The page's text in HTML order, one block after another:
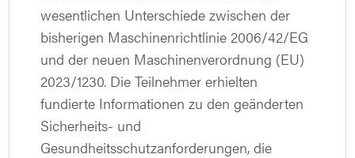
wesentlichen Unterschiede zwischen der
bisherigen Maschinenrichtlinie 2006/42/EG
und der neuen Maschinenverordnung (EU)
2023/1230. Die Teilnehmer erhielten
fundierte Informationen zu den geänderten
Sicherheits- und
Gesundheitsschutzanforderungen, die